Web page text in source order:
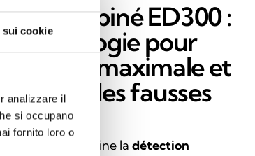
cookie
analizzare il
si occupano
fornito loro o
combiné ED300 :
technologie pour
maximale et
des fausses
combine la détection